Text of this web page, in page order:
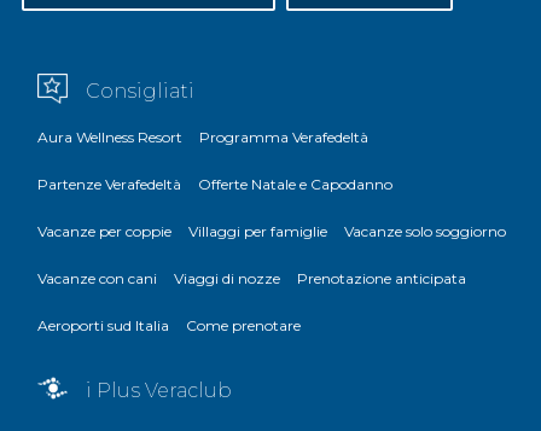
Consigliati
Aura Wellness Resort Programma Verafedeltà
Partenze Verafedeltà Offerte Natale e Capodanno
Vacanze per coppie Villaggi per famiglie Vacanze solo soggiorno
Vacanze con cani Viaggi di nozze Prenotazione anticipata
Aeroporti sud Italia Come prenotare
i Plus Veraclub